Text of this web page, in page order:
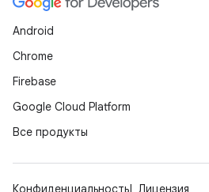
Android
Chrome
Firebase
Google Cloud Platform
Все продукты
Конфиденциальность Лицензия